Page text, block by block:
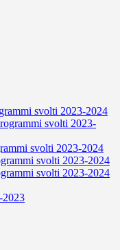
svolti 2023-2024
svolti 2023-
svolti 2023-2024
svolti 2023-2024
svolti 2023-2024
2023